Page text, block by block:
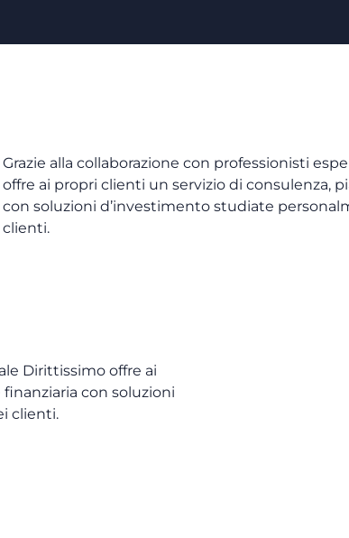
Grazie alla collaborazione con professionisti
offre ai propri clienti un servizio di consulenza,
con soluzioni d’investimento studiate
clienti.
Dirittissimo offre ai
con soluzioni
clienti.